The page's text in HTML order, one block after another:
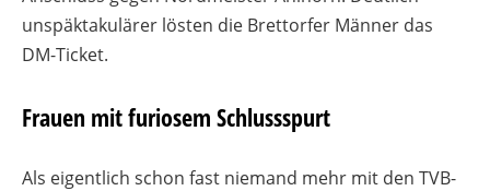
unspäktakulärer lösten die Brettorfer Männer das
DM-Ticket.
Frauen mit furiosem Schlussspurt
Als eigentlich schon fast niemand mehr mit den TVB-